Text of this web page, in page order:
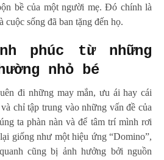
bề của một người mẹ. Đó chính là
cuộc sống đã ban tặng đến họ.
phúc từ những
nhỏ bé
đi những may mắn, ưu ái hay cái
chỉ tập trung vào những vấn đề của
ta phàn nàn và để tâm trí mình rơi
giống như một hiệu ứng “Domino”,
cũng bị ảnh hưởng bởi nguồn